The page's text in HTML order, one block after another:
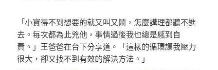
「小寶得不到想要的就又叫又鬧，怎麼講理都聽不進
去。每次都為此兇他，事情過後我也總是感到自
責。」王爸爸在台下分享道。「這樣的循環讓我壓力
很大，卻又找不到有效的解決方法。」